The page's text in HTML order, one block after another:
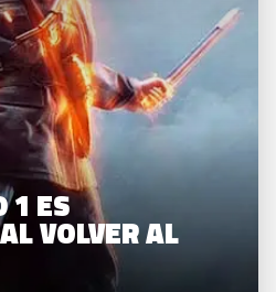
1 ES
VOLVER AL